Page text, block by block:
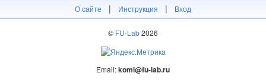
О сайте | Инструкция | Вход
© FU-Lab2026
Email:komi@fu-lab.ru